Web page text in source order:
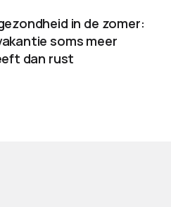
in de zomer:
soms meer
dan rust